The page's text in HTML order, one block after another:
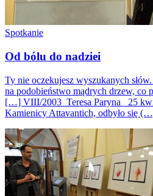
Spotkanie
Od bólu do nadziei
Ty nie oczekujesz wyszukanych
na podobieństwo mądrych drzew, co
[…] VIII/2003 Teresa Paryna 25
Kamienicy Attavantich, odbyło się